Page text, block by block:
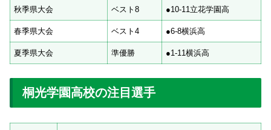
秋季県大会 ベスト8 ●10-11立花学園高
春季県大会 ベスト4 ●6-8横浜高
夏季県大会 準優勝 ●1-11横浜高
桐光学園高校の注目選手